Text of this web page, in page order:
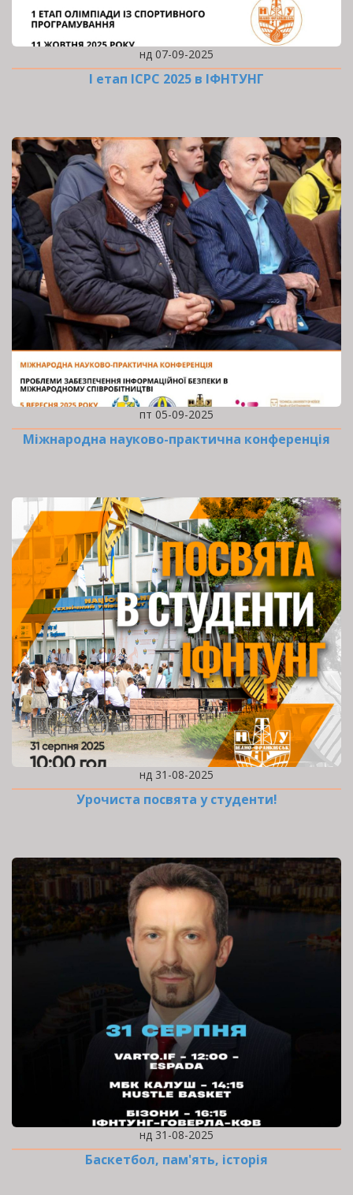
нд 07-09-2025
І етап ICPC 2025 в ІФНТУНГ
пт 05-09-2025
Міжнародна науково-практична конференція
нд 31-08-2025
Урочиста посвята у студенти!
нд 31-08-2025
Баскетбол, пам'ять, історія